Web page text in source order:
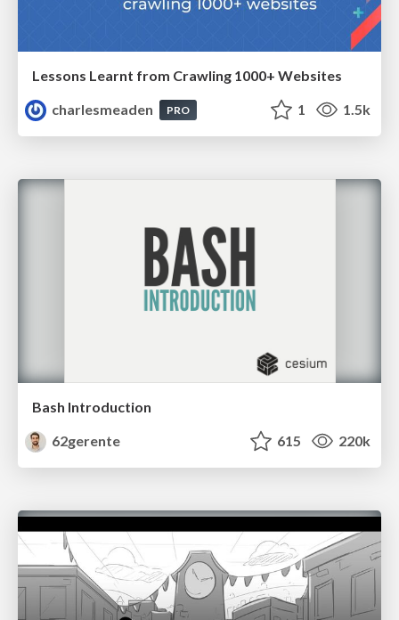
Lessons Learnt from Crawling 1000+ Websites
charlesmeaden
PRO 1 1.5k
Bash Introduction
62gerente
615 220k